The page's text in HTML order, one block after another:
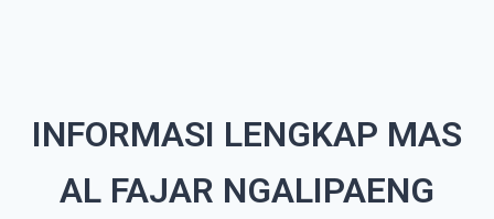
INFORMASI LENGKAP MAS
AL FAJAR NGALIPAENG